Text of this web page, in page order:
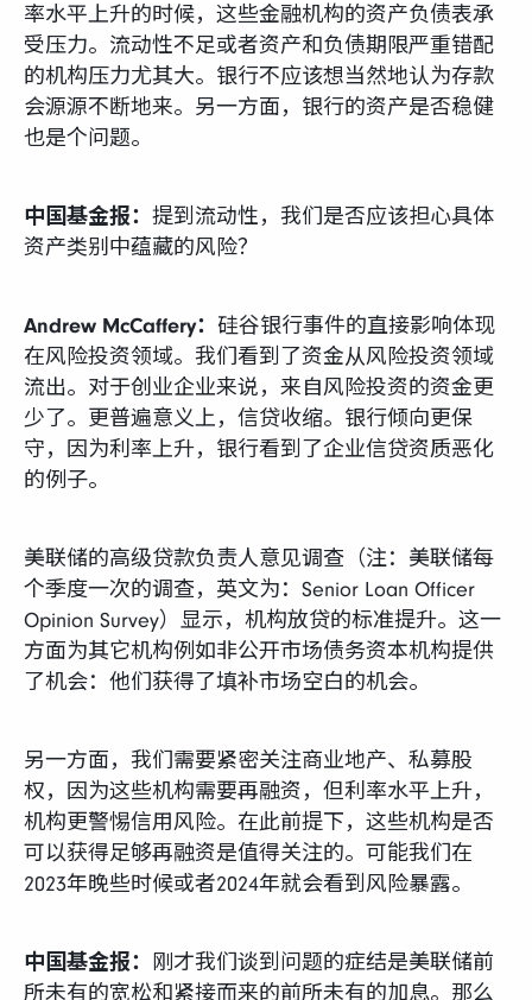
率水平上升的时候，这些金融机构的资产负债表承
受压力。流动性不足或者资产和负债期限严重错配
的机构压力尤其大。银行不应该想当然地认为存款
会源源不断地来。另一方面，银行的资产是否稳健
也是个问题。
中国基金报： 提到流动性，我们是否应该担心具体
资产类别中蕴藏的风险？
Andrew McCaffery： 硅谷银行事件的直接影响体现
在风险投资领域。我们看到了资金从风险投资领域
流出。对于创业企业来说，来自风险投资的资金更
少了。更普遍意义上，信贷收缩。银行倾向更保
守，因为利率上升，银行看到了企业信贷资质恶化
的例子。
美联储的高级贷款负责人意见调查（注：美联储每
个季度一次的调查，英文为：Senior Loan Officer
Opinion Survey）显示，机构放贷的标准提升。这一
方面为其它机构例如非公开市场债务资本机构提供
了机会：他们获得了填补市场空白的机会。
另一方面，我们需要紧密关注商业地产、私募股
权，因为这些机构需要再融资，但利率水平上升，
机构更警惕信用风险。在此前提下，这些机构是否
可以获得足够再融资是值得关注的。可能我们在
2023年晚些时候或者2024年就会看到风险暴露。
中国基金报：
刚才我们谈到问题的症结是美联储前
所未有的宽松和紧接而来的前所未有的加息。那么